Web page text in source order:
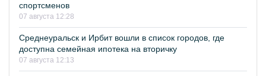
спортсменов
07 августа 12:28
Среднеуральск и Ирбит вошли в список городов, где
доступна семейная ипотека на вторичку
07 августа 12:13